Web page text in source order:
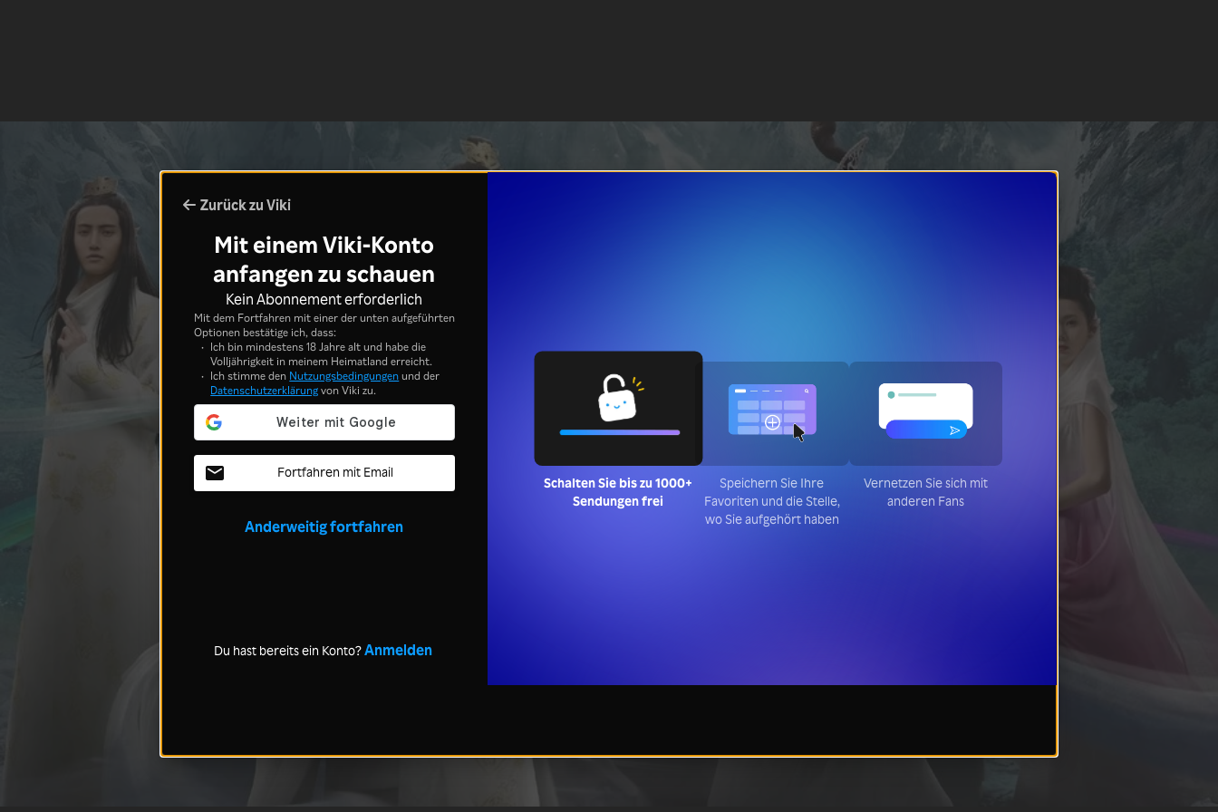
Zurück zu Viki
Mit einem Viki-Konto
anfangen zu schauen
Kein Abonnement erforderlich
Mit dem Fortfahren mit einer der unten aufgeführten
Optionen bestätige ich, dass:
Ich bin mindestens 18 Jahre alt und habe die
Volljährigkeit in meinem Heimatland erreicht.
Ich stimme den Nutzungsbedingungenund der
Datenschutzerklärungvon Viki zu.
Fortfahren mit Email
Anderweitig fortfahren
Du hast bereits ein Konto?Anmelden
Schalten Sie bis zu 1000+
Sendungen frei
Speichern Sie Ihre
Favoriten und die Stelle,
wo Sie aufgehört haben
Vernetzen Sie sich mit
anderen Fans